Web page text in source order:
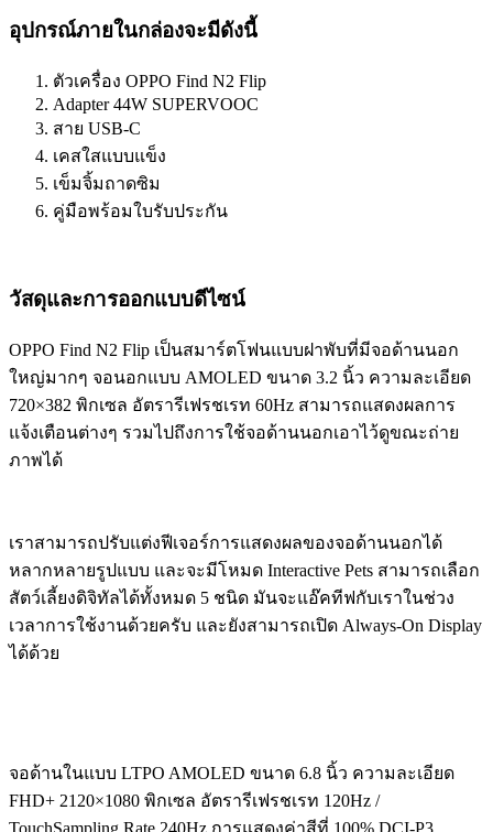
อุปกรณ์ภายในกล่องจะมีดังนี้
ตัวเครื่อง OPPO Find N2 Flip
Adapter 44W SUPERVOOC
สาย USB-C
เคสใสแบบแข็ง
เข็มจิ้มถาดซิม
คู่มือพร้อมใบรับประกัน
วัสดุและการออกแบบดีไซน์
OPPO Find N2 Flip เป็นสมาร์ตโฟนแบบฝาพับที่มีจอด้านนอก
ใหญ่มากๆ จอนอกแบบ AMOLED ขนาด 3.2 นิ้ว ความละเอียด
720×382 พิกเซล อัตรารีเฟรชเรท 60Hz สามารถแสดงผลการ
แจ้งเตือนต่างๆ รวมไปถึงการใช้จอด้านนอกเอาไว้ดูขณะถ่าย
ภาพได้
เราสามารถปรับแต่งฟีเจอร์การแสดงผลของจอด้านนอกได้
หลากหลายรูปแบบ และจะมีโหมด Interactive Pets สามารถเลือก
สัตว์เลี้ยงดิจิทัลได้ทั้งหมด 5 ชนิด มันจะแอ๊คทีฟกับเราในช่วง
เวลาการใช้งานด้วยครับ และยังสามารถเปิด Always-On Display
ได้ด้วย
จอด้านในแบบ LTPO AMOLED ขนาด 6.8 นิ้ว ความละเอียด
FHD+ 2120×1080 พิกเซล อัตรารีเฟรชเรท 120Hz /
TouchSampling Rate 240Hz การแสดงค่าสีที่ 100% DCI-P3